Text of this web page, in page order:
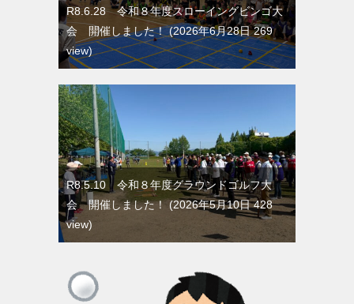
R8.6.28 令和８年度スローイングビンゴ大
会 開催しました！ 2026年6月28日 269
view
R8.5.10 令和８年度グラウンドゴルフ大
会 開催しました！
2026年5月10日 428
view